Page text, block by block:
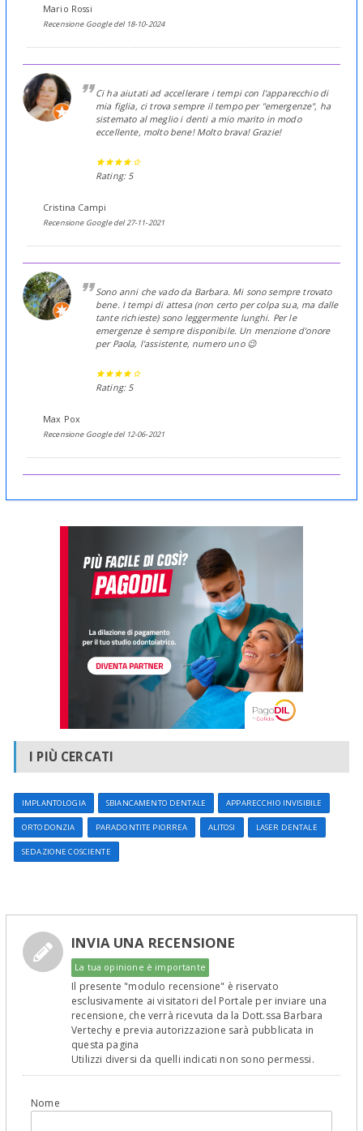
Mario Rossi
Recensione Google del 18-10-2024
Ci ha aiutati ad accellerare i tempi con l'apparecchio di
mia figlia, ci trova sempre il tempo per "emergenze", ha
sistemato al meglio i denti a mio marito in modo
eccellente, molto bene! Molto brava! Grazie!
Rating: 5
Cristina Campi
Recensione Google del 27-11-2021
Sono anni che vado da Barbara. Mi sono sempre trovato
bene. I tempi di attesa (non certo per colpa sua, ma dalle
tante richieste) sono leggermente lunghi. Per le
emergenze è sempre disponibile. Un menzione d'onore
per Paola, l'assistente, numero uno 😉
Rating: 5
Max Pox
Recensione Google del 12-06-2021
I PIÙ CERCATI
IMPLANTOLOGIA SBIANCAMENTO DENTALE APPARECCHIO INVISIBILE
ORTODONZIA PARADONTITE PIORREA ALITOSI LASER DENTALE
SEDAZIONE COSCIENTE
INVIA UNA RECENSIONE
La tua opinione è importante
Il presente "modulo recensione" è riservato
esclusivamente ai visitatori del Portale per inviare una
recensione, che verrà ricevuta da la Dott.ssa Barbara
Vertechy e previa autorizzazione sarà pubblicata in
questa pagina
Utilizzi diversi da quelli indicati non sono permessi.
Nome